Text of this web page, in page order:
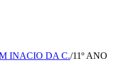
INACIO DA C./11º ANO